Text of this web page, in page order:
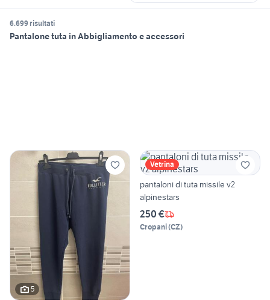
6.699 risultati
Pantalone tuta in Abbigliamento e accessori
5
Vetrina
pantaloni di tuta missile v2
alpinestars
250 €
Cropani(CZ)